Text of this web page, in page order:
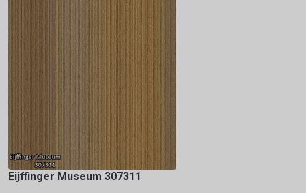
Eijffinger Museum 307311